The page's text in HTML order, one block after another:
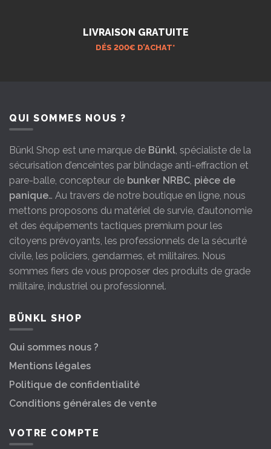
LIVRAISON GRATUITE
DÉS 200€ D’ACHAT*
QUI SOMMES NOUS ?
Bünkl Shop est une marque de Bünkl , spécialiste de la
sécurisation d’enceintes par blindage anti-effraction et
pare-balle, concepteur de bunker NRBC pièce de
panique… Au travers de notre boutique en ligne, nous
mettons proposons du matériel de survie, d’autonomie
et des équipements tactiques premium pour les
citoyens prévoyants, les professionnels de la sécurité
civile, les policiers, gendarmes, et militaires. Nous
sommes fiers de vous proposer des produits de grade
militaire, industriel ou professionnel.
BÜNKL SHOP
Qui sommes nous ?
Mentions légales
Politique de confidentialité
Conditions générales de vente
VOTRE COMPTE